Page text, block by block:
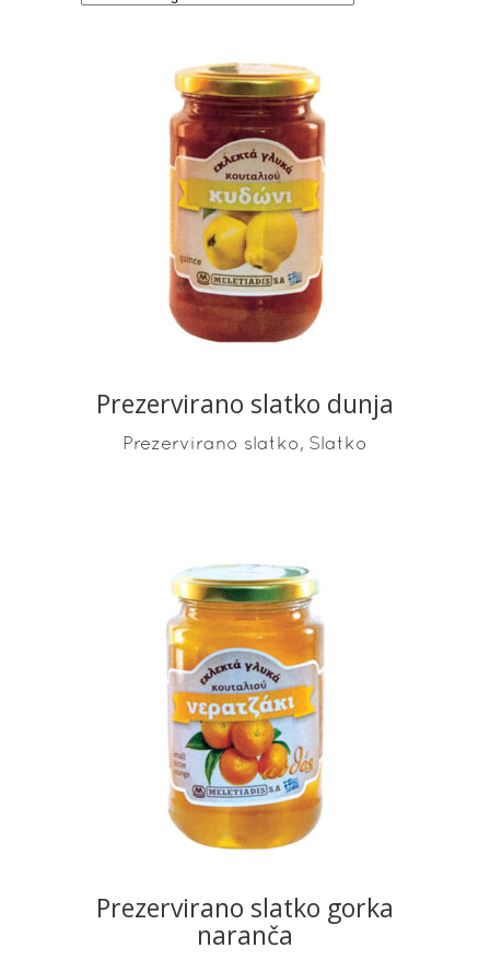
READ MORE
Prezervirano slatko dunja
Prezervirano slatko, Slatko
READ MORE
Prezervirano slatko gorka
naranča